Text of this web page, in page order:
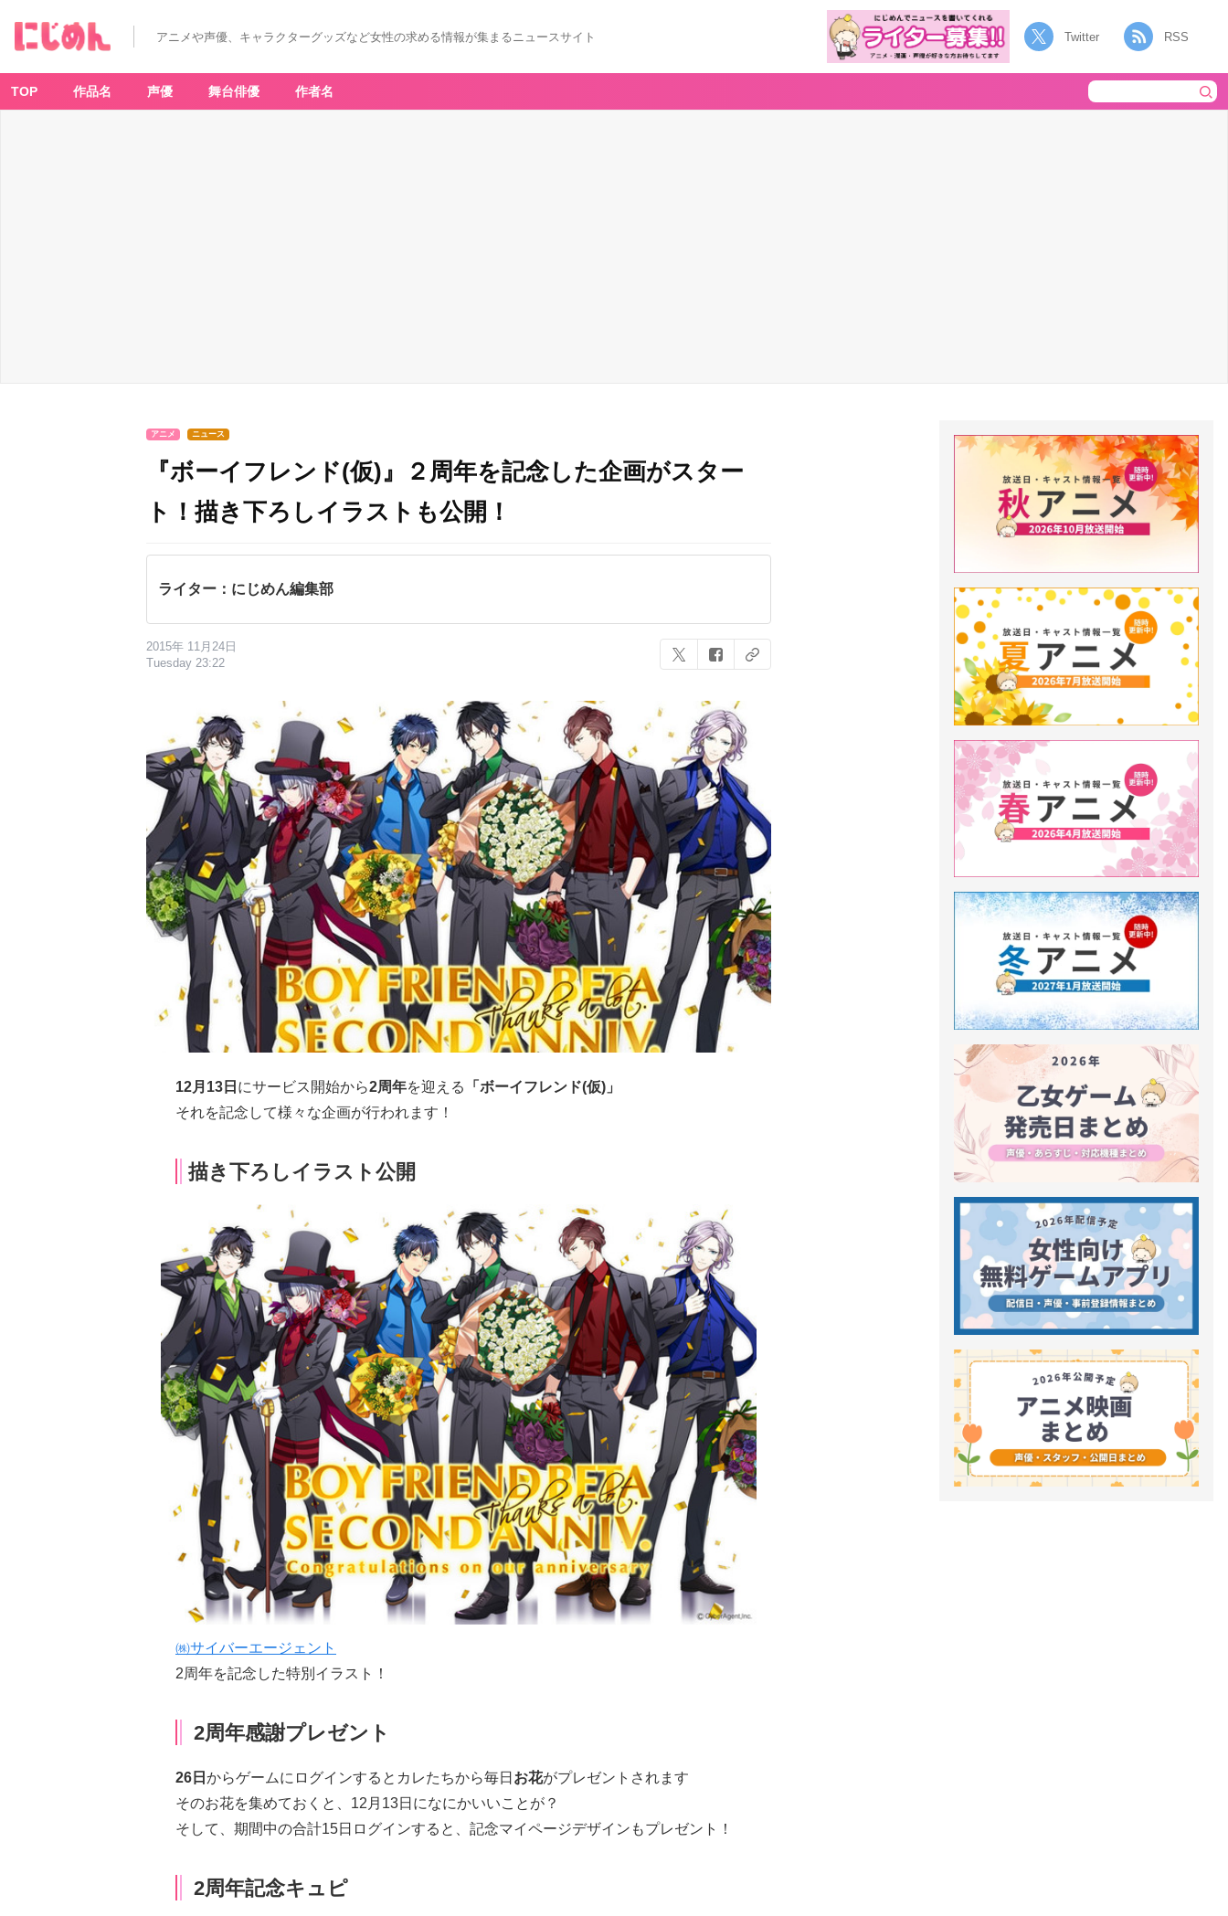
アニメや声優、キャラクターグッズなど女性の求める情報が集まるニュースサイト Twitter RSS
TOP 作品名 声優 舞台俳優 作者名
アニメ ニュース
『ボーイフレンド(仮)』２周年を記念した企画がスター
ト！描き下ろしイラストも公開！
ライター：にじめん編集部
2015年 11月24日
Tuesday 23:22
12月13日 にサービス開始から2周年を迎える
「ボーイフレンド(仮)」
それを記念して様々な企画が行われます！
描き下ろしイラスト公開
㈱サイバーエージェント
2周年を記念した特別イラスト！
2周年感謝プレゼント
26日 からゲームにログインするとカレたちから毎日 お花がプレゼントされます
そのお花を集めておくと、 12月13日 になにかいいことが？
そして、期間中の合計15日ログインすると、 記念マイページデザイン もプレゼント！
2周年記念キュピ